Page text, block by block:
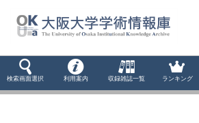
検索画面選択 利用案内 収録雑誌一覧 ランキング